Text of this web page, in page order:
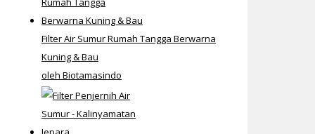
Filter Air Sumur Rumah Tangga Berwarna
Kuning & Bau
oleh Biotamasindo